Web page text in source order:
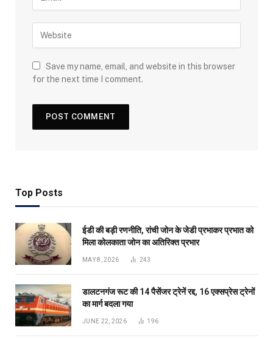
Save my name, email, and website in this browser
for the next time I comment.
Top Posts
ईडी की बड़ी रणनीति, रांची जोन के जेडी प्रभाकर प्रभात को
मिला कोलकाता जोन का अतिरिक्त प्रभार
MAY 8, 2026 243
डालटनगंज रूट की 14 पैसेंजर ट्रेनें रद्द, 16 एक्सप्रेस ट्रेनों
का मार्ग बदला गया
JUNE 22, 2026 196